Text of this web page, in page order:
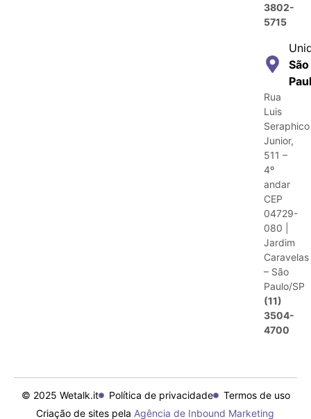
3802-
5715
São
Rua
Luis
Seraphico
Junior,
511 –
4º
andar
CEP
04729-
080 |
Jardim
Caravelas
– São
Paulo/SP
(11)
3504-
4700
© 2025 Wetalk.it Política de privacidade
Termos de uso
Criação de sites pela Agência de Inbound Marketing